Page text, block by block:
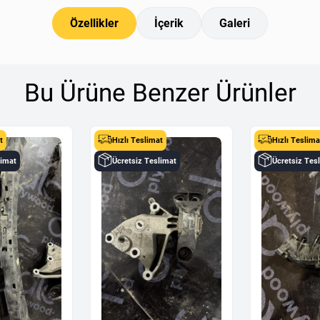
Özellikler İçerik Galeri
Bu Ürüne Benzer Ürünler
Hızlı Teslimat
Ücretsiz Teslimat
Hızlı
Ücretsiz